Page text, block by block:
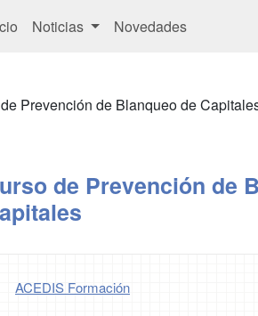
Noticias Novedades
Prevención de Blanqueo de
de Prevención de
ACEDIS Formación